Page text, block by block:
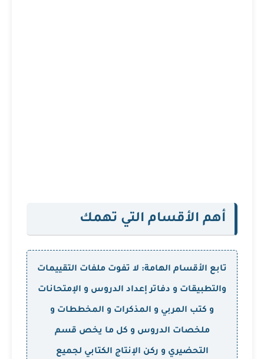
أهم الأقسام التي تهمك
تابع الأقسام الهامة: لا تفوت ملفات التقييمات
والتطبيقات و دفاتر إعداد الدروس و الإمتحانات
و كتب المربي و المذكرات و المخططات و
ملخصات الدروس و كل ما يخص قسم
التحضيري و ركن الإنتاج الكتابي لجميع